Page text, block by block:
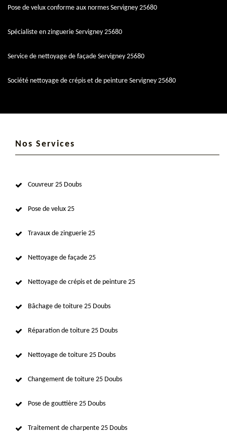
Pose de velux conforme aux normes Servigney 25680
Spécialiste en zinguerie Servigney 25680
Service de nettoyage de façade Servigney 25680
Société nettoyage de crépis et de peinture Servigney 25680
Nos Services
Couvreur 25 Doubs
Pose de velux 25
Travaux de zinguerie 25
Nettoyage de façade 25
Nettoyage de crépis et de peinture 25
Bâchage de toiture 25 Doubs
Réparation de toiture 25 Doubs
Nettoyage de toiture 25 Doubs
Changement de toiture 25 Doubs
Pose de gouttière 25 Doubs
Traitement de charpente 25 Doubs